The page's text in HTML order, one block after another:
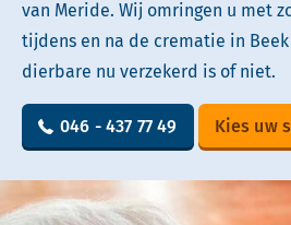
van Meride. Wij omringen u met
tijdens en na de crematie in Beek
dierbare nu verzekerd is of niet.
046 - 437 77 49 Kies uw